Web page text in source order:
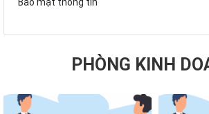
PHÒNG KINH